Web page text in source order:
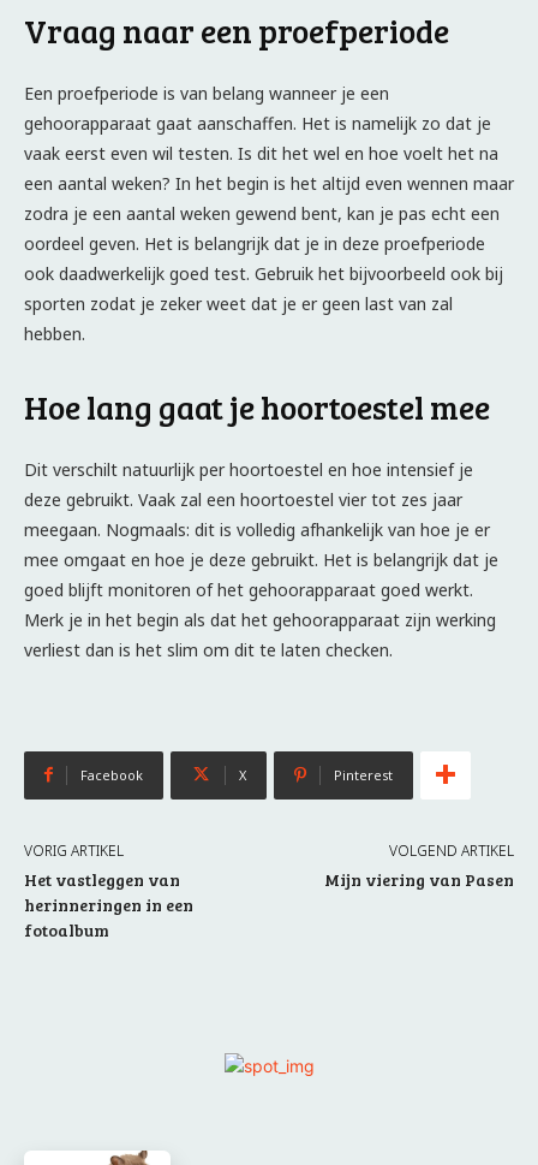
Vraag naar een proefperiode
Een proefperiode is van belang wanneer je een
gehoorapparaat gaat aanschaffen. Het is namelijk zo dat je
vaak eerst even wil testen. Is dit het wel en hoe voelt het na
een aantal weken? In het begin is het altijd even wennen maar
zodra je een aantal weken gewend bent, kan je pas echt een
oordeel geven. Het is belangrijk dat je in deze proefperiode
ook daadwerkelijk goed test. Gebruik het bijvoorbeeld ook bij
sporten zodat je zeker weet dat je er geen last van zal
hebben.
Hoe lang gaat je hoortoestel mee
Dit verschilt natuurlijk per hoortoestel en hoe intensief je
deze gebruikt. Vaak zal een hoortoestel vier tot zes jaar
meegaan. Nogmaals: dit is volledig afhankelijk van hoe je er
mee omgaat en hoe je deze gebruikt. Het is belangrijk dat je
goed blijft monitoren of het gehoorapparaat goed werkt.
Merk je in het begin als dat het gehoorapparaat zijn werking
verliest dan is het slim om dit te laten checken.
Facebook X Pinterest
VORIG ARTIKEL
Het vastleggen van
herinneringen in een
fotoalbum
VOLGEND ARTIKEL
Mijn viering van Pasen